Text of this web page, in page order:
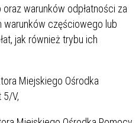
warunków odpłatności za
warunków częściowego lub
jak również trybu ich
Miejskiego Ośrodka
5/V,